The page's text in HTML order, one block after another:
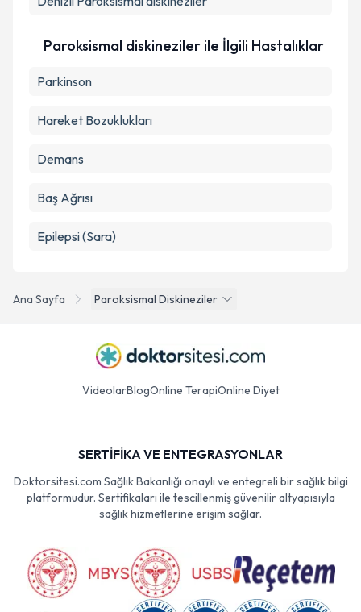
Ana Sayfa Paroksismal Diskineziler
Paroksismal diskineziler ile İlgili Hastalıklar
Parkinson
Hareket Bozuklukları
Demans
Baş Ağrısı
Epilepsi (Sara)
VideolarBlogOnline TerapiOnline Diyet
SERTİFİKA VE ENTEGRASYONLAR
Doktorsitesi.com Sağlık Bakanlığı onaylı ve entegreli bir sağlık bilgi
platformudur. Sertifikaları ile tescillenmiş güvenilir altyapısıyla
sağlık hizmetlerine erişim sağlar.